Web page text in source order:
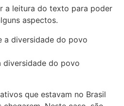
a leitura do texto para poder
aspectos.
diversidade do povo
que estavam no Brasil